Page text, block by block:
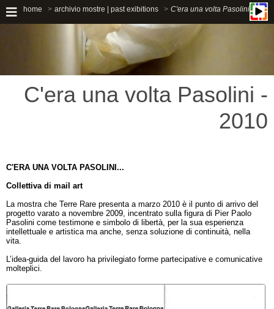
home archivio mostre | past exibitions C'era una volta Pasolini
C'era una volta Pasolini -
2010
C'ERA UNA VOLTA PASOLINI...
Collettiva di mail art
La mostra che Terre Rare presenta a marzo 2010 è il punto di arrivo del
progetto varato a novembre 2009, incentrato sulla figura di Pier Paolo
Pasolini come testimone e simbolo di libertà, per la sua esperienza
intellettuale e artistica ma anche, senza soluzione di continuità, nella
vita.
L’idea-guida del lavoro ha privilegiato forme partecipative e comunicative
molteplici.